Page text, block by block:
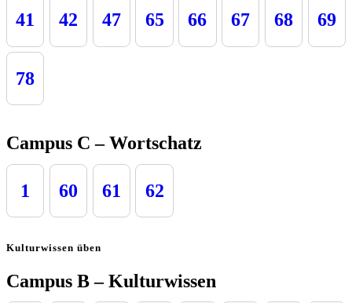
41 42 47 65 66 67 68 69
78
Campus C – Wortschatz
1 60 61 62
Kulturwissen üben
Campus B – Kulturwissen